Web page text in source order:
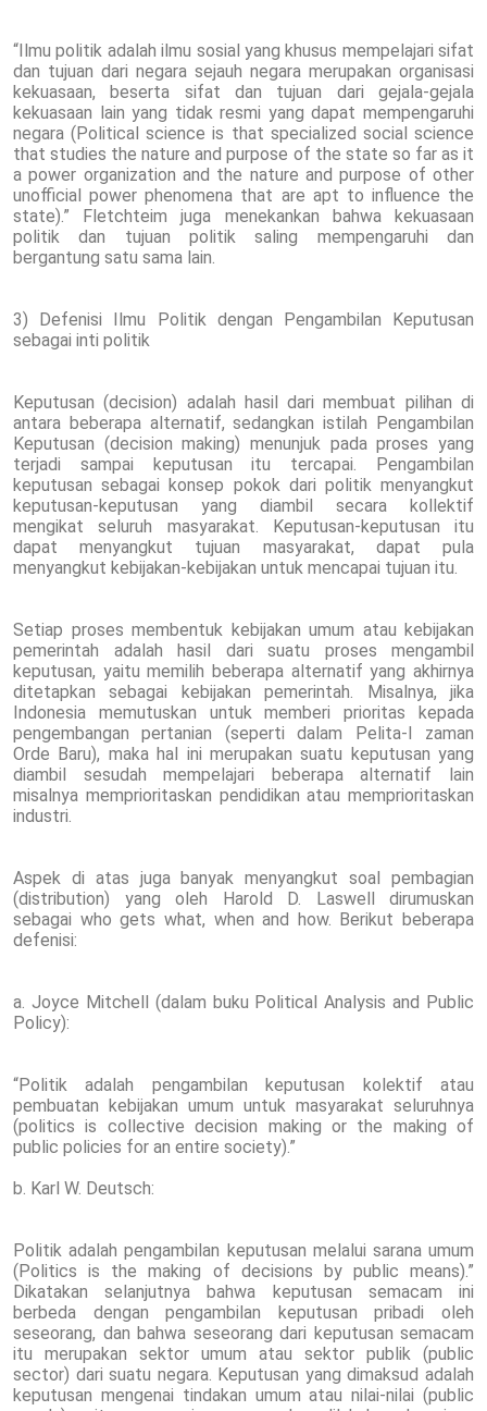
“Ilmu politik adalah ilmu sosial yang khusus mempelajari sifat
dan tujuan dari negara sejauh negara merupakan organisasi
kekuasaan, beserta sifat dan tujuan dari gejala-gejala
kekuasaan lain yang tidak resmi yang dapat mempengaruhi
negara (Political science is that specialized social science
that studies the nature and purpose of the state so far as it
a power organization and the nature and purpose of other
unofficial power phenomena that are apt to influence the
state).” Fletchteim juga menekankan bahwa kekuasaan
politik dan tujuan politik saling mempengaruhi dan
bergantung satu sama lain.
3) Defenisi Ilmu Politik dengan Pengambilan Keputusan
sebagai inti politik
Keputusan (decision) adalah hasil dari membuat pilihan di
antara beberapa alternatif, sedangkan istilah Pengambilan
Keputusan (decision making) menunjuk pada proses yang
terjadi sampai keputusan itu tercapai. Pengambilan
keputusan sebagai konsep pokok dari politik menyangkut
keputusan-keputusan yang diambil secara kollektif
mengikat seluruh masyarakat. Keputusan-keputusan itu
dapat menyangkut tujuan masyarakat, dapat pula
menyangkut kebijakan-kebijakan untuk mencapai tujuan itu.
Setiap proses membentuk kebijakan umum atau kebijakan
pemerintah adalah hasil dari suatu proses mengambil
keputusan, yaitu memilih beberapa alternatif yang akhirnya
ditetapkan sebagai kebijakan pemerintah. Misalnya, jika
Indonesia memutuskan untuk memberi prioritas kepada
pengembangan pertanian (seperti dalam Pelita-I zaman
Orde Baru), maka hal ini merupakan suatu keputusan yang
diambil sesudah mempelajari beberapa alternatif lain
misalnya memprioritaskan pendidikan atau memprioritaskan
industri.
Aspek di atas juga banyak menyangkut soal pembagian
(distribution) yang oleh Harold D. Laswell dirumuskan
sebagai who gets what, when and how. Berikut beberapa
defenisi:
a. Joyce Mitchell (dalam buku Political Analysis and Public
Policy):
“Politik adalah pengambilan keputusan kolektif atau
pembuatan kebijakan umum untuk masyarakat seluruhnya
(politics is collective decision making or the making of
public policies for an entire society).”
b. Karl W. Deutsch:
Politik adalah pengambilan keputusan melalui sarana umum
(Politics is the making of decisions by public means).”
Dikatakan selanjutnya bahwa keputusan semacam ini
berbeda dengan pengambilan keputusan pribadi oleh
seseorang, dan bahwa seseorang dari keputusan semacam
itu merupakan sektor umum atau sektor publik (public
sector) dari suatu negara. Keputusan yang dimaksud adalah
keputusan mengenai tindakan umum atau nilai-nilai (public